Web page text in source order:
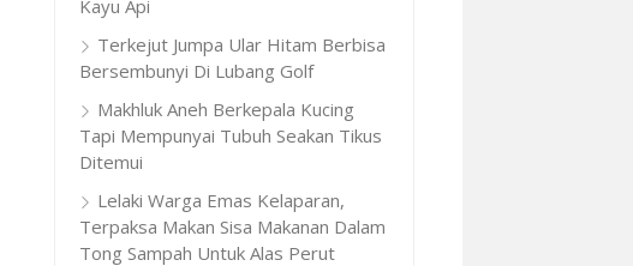
Kayu Api
Terkejut Jumpa Ular Hitam Berbisa
Bersembunyi Di Lubang Golf
Makhluk Aneh Berkepala Kucing
Tapi Mempunyai Tubuh Seakan Tikus
Ditemui
Lelaki Warga Emas Kelaparan,
Terpaksa Makan Sisa Makanan Dalam
Tong Sampah Untuk Alas Perut